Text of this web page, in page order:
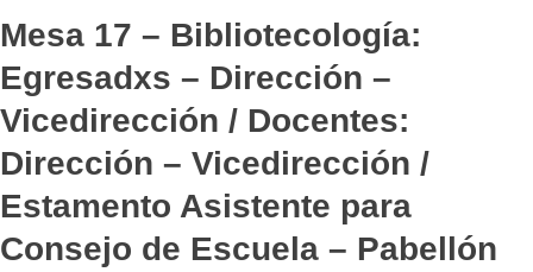
Mesa 17 – Bibliotecología:
Egresadxs – Dirección –
Vicedirección / Docentes:
Dirección – Vicedirección /
Estamento Asistente para
Consejo de Escuela – Pabellón